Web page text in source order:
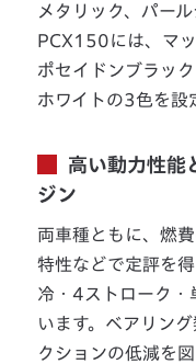
メタリック、パー
PCX150には、マッ
ポセイドンブラッ
ホワイトの3色を設
高い動力性能
ジン
両車種ともに、燃
特性などで定評を
冷・4ストローク・
います。ベアリン
クションの低減を